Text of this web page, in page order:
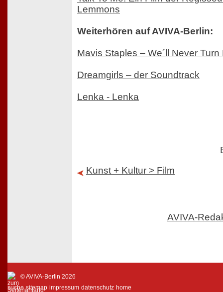
Lemmons
Weiterhören auf AVIVA-Berlin:
Mavis Staples – We´ll Never Turn
Dreamgirls – der Soundtrack
Lenka - Lenka
Kunst + Kultur > Film
AVIVA-
© AVIVA-Berlin 2026
suche sitemap impressum datenschutz home